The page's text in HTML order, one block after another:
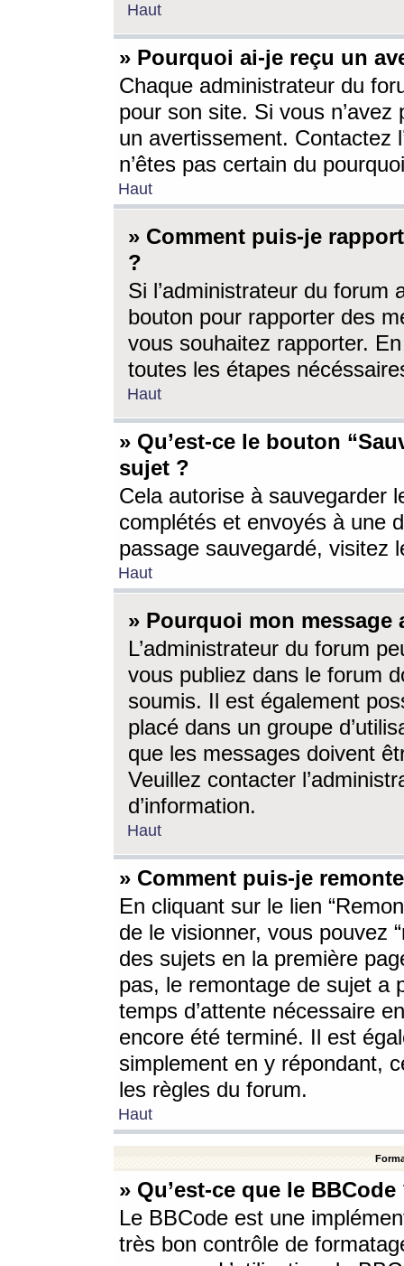
Haut
» Pourquoi ai-je reçu un
Chaque administrateur du
pour son site. Si vous
un avertissement. Contactez
n’êtes pas certain du
Haut
» Comment puis-je
?
Si l’administrateur du forum
bouton pour rapporter des
vous souhaitez rapporter.
toutes les étapes
Haut
» Qu’est-ce le bouton
sujet ?
Cela autorise à sauvegarder
complétés et envoyés à une
passage sauvegardé, visitez
Haut
» Pourquoi mon message
L’administrateur du forum
vous publiez dans le forum
soumis. Il est également
placé dans un groupe
que les messages doivent
Veuillez contacter
d’information.
Haut
» Comment puis-je
En cliquant sur le lien
de le visionner, vous pouvez
des sujets en la première
pas, le remontage de sujet a
temps d’attente nécessaire
encore été terminé. Il est
simplement en y répondant,
les règles du forum.
Haut
» Qu’est-ce que le BBCode
Le BBCode est une
très bon contrôle de